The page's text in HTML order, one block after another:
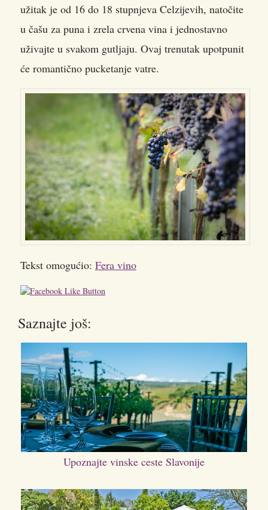
užitak je od 16 do 18 stupnjeva Celzijevih, natočite
u čašu za puna i zrela crvena vina i jednostavno
uživajte u svakom gutljaju. Ovaj trenutak upotpunit
će romantično pucketanje vatre.
Tekst omogućio: Fera vino
Saznajte još:
Upoznajte vinske ceste Slavonije